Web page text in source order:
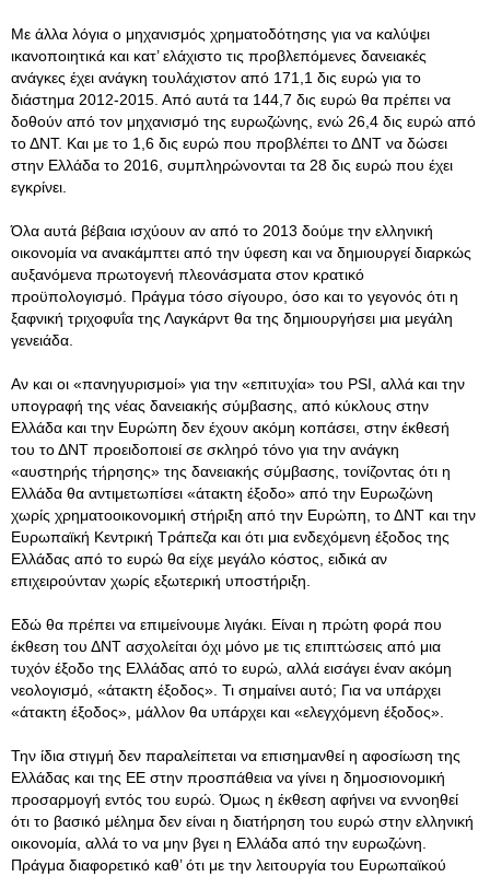
Με άλλα λόγια ο μηχανισμός χρηματοδότησης για να καλύψει
ικανοποιητικά και κατ’ ελάχιστο τις προβλεπόμενες δανειακές
ανάγκες έχει ανάγκη τουλάχιστον από 171,1 δις ευρώ για το
διάστημα 2012-2015. Από αυτά τα 144,7 δις ευρώ θα πρέπει να
δοθούν από τον μηχανισμό της ευρωζώνης, ενώ 26,4 δις ευρώ από
το ΔΝΤ. Και με το 1,6 δις ευρώ που προβλέπει το ΔΝΤ να δώσει
στην Ελλάδα το 2016, συμπληρώνονται τα 28 δις ευρώ που έχει
εγκρίνει.
Όλα αυτά βέβαια ισχύουν αν από το 2013 δούμε την ελληνική
οικονομία να ανακάμπτει από την ύφεση και να δημιουργεί διαρκώς
αυξανόμενα πρωτογενή πλεονάσματα στον κρατικό
προϋπολογισμό. Πράγμα τόσο σίγουρο, όσο και το γεγονός ότι η
ξαφνική τριχοφυΐα της Λαγκάρντ θα της δημιουργήσει μια μεγάλη
γενειάδα.
Αν και οι «πανηγυρισμοί» για την «επιτυχία» του PSI, αλλά και την
υπογραφή της νέας δανειακής σύμβασης, από κύκλους στην
Ελλάδα και την Ευρώπη δεν έχουν ακόμη κοπάσει, στην έκθεσή
του το ΔΝΤ προειδοποιεί σε σκληρό τόνο για την ανάγκη
«αυστηρής τήρησης» της δανειακής σύμβασης, τονίζοντας ότι η
Ελλάδα θα αντιμετωπίσει «άτακτη έξοδο» από την Ευρωζώνη
χωρίς χρηματοοικονομική στήριξη από την Ευρώπη, το ΔΝΤ και την
Ευρωπαϊκή Κεντρική Τράπεζα και ότι μια ενδεχόμενη έξοδος της
Ελλάδας από το ευρώ θα είχε μεγάλο κόστος, ειδικά αν
επιχειρούνταν χωρίς εξωτερική υποστήριξη.
Εδώ θα πρέπει να επιμείνουμε λιγάκι. Είναι η πρώτη φορά που
έκθεση του ΔΝΤ ασχολείται όχι μόνο με τις επιπτώσεις από μια
τυχόν έξοδο της Ελλάδας από το ευρώ, αλλά εισάγει έναν ακόμη
νεολογισμό, «άτακτη έξοδος». Τι σημαίνει αυτό; Για να υπάρχει
«άτακτη έξοδος», μάλλον θα υπάρχει και «ελεγχόμενη έξοδος».
Την ίδια στιγμή δεν παραλείπεται να επισημανθεί η αφοσίωση της
Ελλάδας και της ΕΕ στην προσπάθεια να γίνει η δημοσιονομική
προσαρμογή εντός του ευρώ. Όμως η έκθεση αφήνει να εννοηθεί
ότι το βασικό μέλημα δεν είναι η διατήρηση του ευρώ στην ελληνική
οικονομία, αλλά το να μην βγει η Ελλάδα από την ευρωζώνη.
Πράγμα διαφορετικό καθ’ ότι με την λειτουργία του Ευρωπαϊκού